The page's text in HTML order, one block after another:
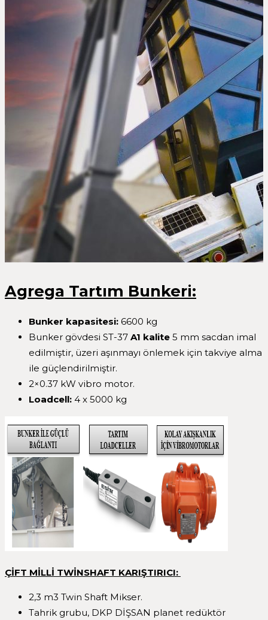
Agrega Tartım Bunkeri:
Bunker kapasitesi: 6600 kg
Bunker gövdesi ST-37 A1 kalite 5 mm sacdan imal
edilmiştir, üzeri aşınmayı önlemek için takviye alma
ile güçlendirilmiştir.
2×0.37 kW vibro motor.
Loadcell: 4 x 5000 kg
ÇİFT MİLLİ TWİNSHAFT KARIŞTIRICI:
2,3 m3 Twin Shaft Mikser.
Tahrik grubu, DKP DİŞSAN planet redüktör